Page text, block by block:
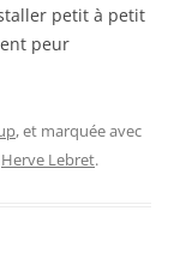
petit à petit
peur
, et marquée avec
Herve Lebret.